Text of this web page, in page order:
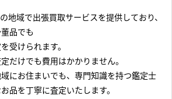
地域で出張買取サービスを提供しており、
品でも
受けられます。
だけでも費用はかかりません。
にお住まいでも、専門知識を持つ鑑定士
品を丁寧に査定いたします。